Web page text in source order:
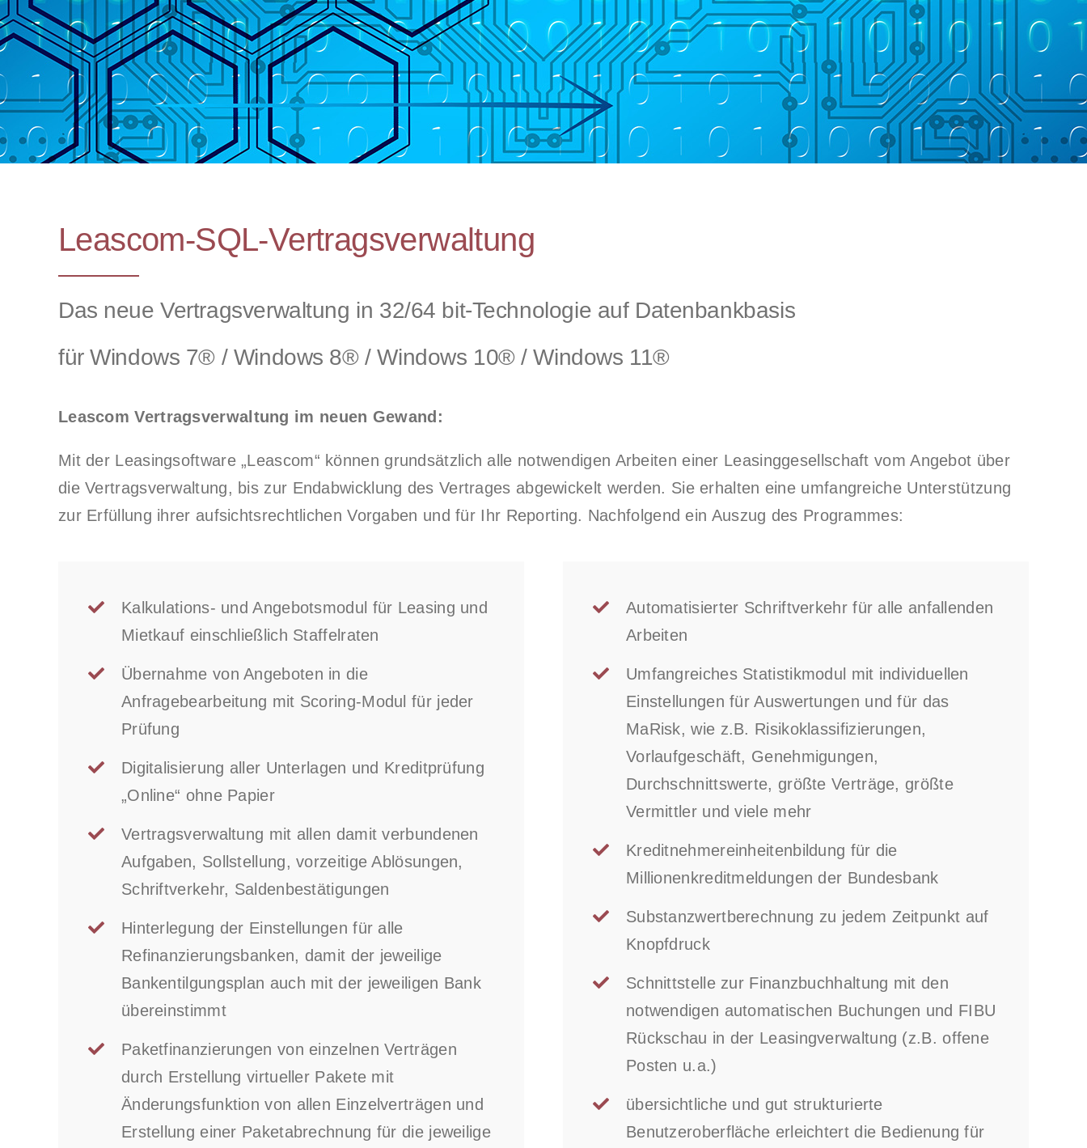
Leascom-SQL-Vertragsverwaltung
Das neue Vertragsverwaltung in 32/64 bit-Technologie auf Datenbankbasis
für Windows 7® / Windows 8® / Windows 10® / Windows 11®
Leascom Vertragsverwaltung im neuen Gewand:
Mit der Leasingsoftware „Leascom“ können grundsätzlich alle notwendigen Arbeiten einer Leasinggesellschaft vom Angebot über
die Vertragsverwaltung, bis zur Endabwicklung des Vertrages abgewickelt werden. Sie erhalten eine umfangreiche Unterstützung
zur Erfüllung ihrer aufsichtsrechtlichen Vorgaben und für Ihr Reporting. Nachfolgend ein Auszug des Programmes:
Kalkulations- und Angebotsmodul für Leasing und
Mietkauf einschließlich Staffelraten
Übernahme von Angeboten in die
Anfragebearbeitung mit Scoring-Modul für jeder
Prüfung
Digitalisierung aller Unterlagen und Kreditprüfung
„Online“ ohne Papier
Vertragsverwaltung mit allen damit verbundenen
Aufgaben, Sollstellung, vorzeitige Ablösungen,
Schriftverkehr, Saldenbestätigungen
Hinterlegung der Einstellungen für alle
Refinanzierungsbanken, damit der jeweilige
Bankentilgungsplan auch mit der jeweiligen Bank
übereinstimmt
Paketfinanzierungen von einzelnen Verträgen
durch Erstellung virtueller Pakete mit
Änderungsfunktion von allen Einzelverträgen und
Erstellung einer Paketabrechnung für die jeweilige
Automatisierter Schriftverkehr für alle anfallenden
Arbeiten
Umfangreiches Statistikmodul mit individuellen
Einstellungen für Auswertungen und für das
MaRisk, wie z.B. Risikoklassifizierungen,
Vorlaufgeschäft, Genehmigungen,
Durchschnittswerte, größte Verträge, größte
Vermittler und viele mehr
Kreditnehmereinheitenbildung für die
Millionenkreditmeldungen der Bundesbank
Substanzwertberechnung zu jedem Zeitpunkt auf
Knopfdruck
Schnittstelle zur Finanzbuchhaltung mit den
notwendigen automatischen Buchungen und FIBU
Rückschau in der Leasingverwaltung (z.B. offene
Posten u.a.)
übersichtliche und gut strukturierte
Benutzeroberfläche erleichtert die Bedienung für